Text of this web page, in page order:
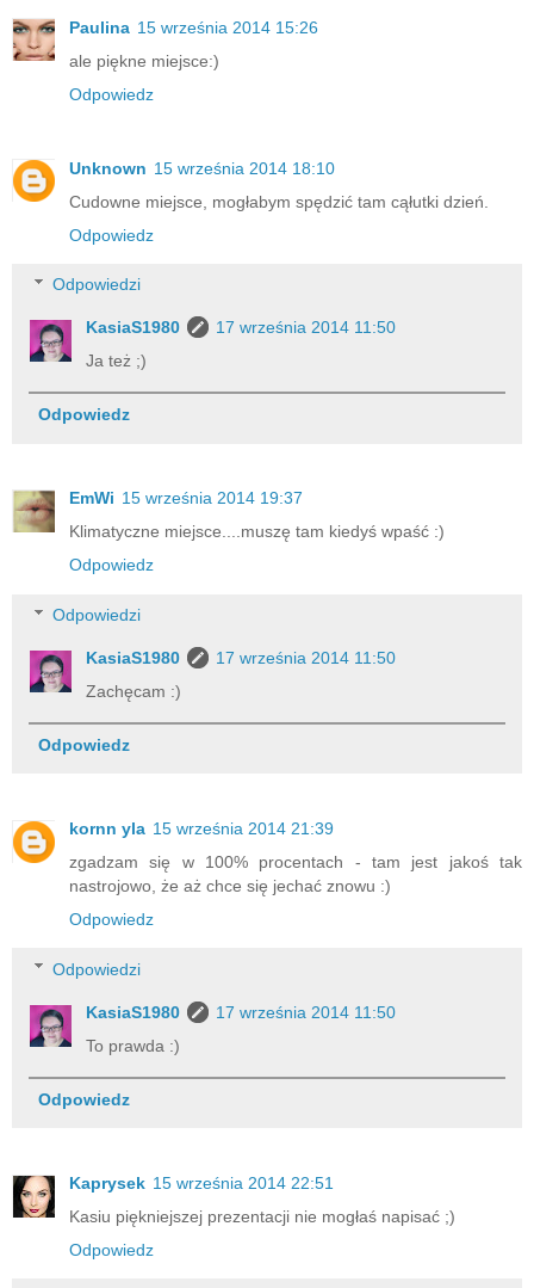
Paulina 15 września 2014 15:26
ale piękne miejsce:)
Odpowiedz
Unknown 15 września 2014 18:10
Cudowne miejsce, mogłabym spędzić tam cąłutki dzień.
Odpowiedz
Odpowiedzi
KasiaS1980
17 września 2014 11:50
Ja też ;)
Odpowiedz
EmWi 15 września 2014 19:37
Klimatyczne miejsce....muszę tam kiedyś wpaść :)
Odpowiedz
Odpowiedzi
KasiaS1980
17 września 2014 11:50
Zachęcam :)
Odpowiedz
kornn yla 15 września 2014 21:39
zgadzam się w 100% procentach - tam jest jakoś tak
nastrojowo, że aż chce się jechać znowu :)
Odpowiedz
Odpowiedzi
KasiaS1980
17 września 2014 11:50
To prawda :)
Odpowiedz
Kaprysek 15 września 2014 22:51
Kasiu piękniejszej prezentacji nie mogłaś napisać ;)
Odpowiedz